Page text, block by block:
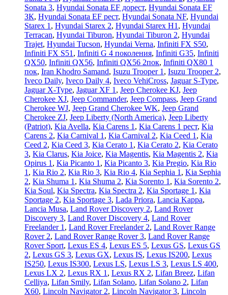
Sonata 3, Hyundai Sonata EF дорест, Hyundai Sonata EF
ЗК, Hyundai Sonata EF рест, Hyundai Sonata NF, Hyundai
Starex 1, Hyundai Starex 2, Hyundai Starex H1, Hyundai
Terracan, Hyundai Tiburon, Hyundai Tiburon 2, Hyundai
Trajet, Hyundai Tucson, Hyundai Verna, Infiniti FX S50,
Infiniti FX S51, Infiniti G 4 поколения, Infiniti G35, Infiniti
QX50, Infiniti QX56, Infiniti QX56 2пок, Infiniti QX80 1
пок, Iran Khodro Samand, Isuzu Trooper 1, Isuzu Trooper 2,
Iveco Daily, Iveco Daily 4, Iveco VehiCross, Jaguar S-Type,
Jaguar X-Type, Jaguar XF 1, Jeep Cherokee KJ, Jeep
Cherokee XJ, Jeep Commander, Jeep Compass, Jeep Grand
Cherokee WJ, Jeep Grand Cherokee WK, Jeep Grand
Cherokee ZJ, Jeep Liberty (North America), Jeep Liberty
(Patriot), Kia Avella, Kia Carens 1, Kia Carens 1 рест, Kia
Carens 2, Kia Carnival 1, Kia Carnival 2, Kia Ceed 1, Kia
Ceed 2, Kia Ceed 3, Kia Cerato 1, Kia Cerato 2, Kia Cerato
3, Kia Clarus, Kia Joice, Kia Magentis, Kia Magentis 2, Kia
Opirus 1, Kia Picanto 1, Kia Picanto 3, Kia Pregio, Kia Rio
1, Kia Rio 2, Kia Rio 3, Kia Rio 4, Kia Sephia 1, Kia Sephia
2, Kia Shuma 1, Kia Shuma 2, Kia Sorento 1, Kia Sorento 2,
Kia Soul, Kia Spectra, Kia Spectra 2, Kia Sportage 1, Kia
Sportage 2, Kia Sportage 3, Lada Priora, Lancia Kappa,
Lancia Musa, Land Rover Discovery 2, Land Rover
Discovery 3, Land Rover Discovery 4, Land Rover
Freelander 1, Land Rover Freelander 2, Land Rover Range
Rover 2, Land Rover Range Rover 3, Land Rover Range
Rover Sport, Lexus ES 4, Lexus ES 5, Lexus GS, Lexus GS
2, Lexus GS 3, Lexus GX, Lexus IS, Lexus IS200, Lexus
IS250, Lexus IS300, Lexus LS, Lexus LS 3, Lexus LS 400,
Lexus LX 2, Lexus RX 1, Lexus RX 2, Lifan Breez, Lifan
Celliya, Lifan Smily, Lifan Solano, Lifan Solano 2, Lifan
X60, Lincoln Navigator 2, Lincoln Navigator 3, Lincoln